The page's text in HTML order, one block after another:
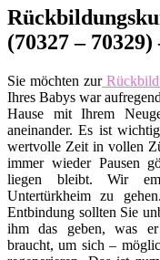
(70327 –
Sie möchten zur
Ihres Babys war
Hause mit Ihrem
aneinander. Es ist
wertvolle Zeit in vollen
immer wieder Pausen
liegen bleibt. Wir
Untertürkheim zu
Entbindung sollten Sie
ihm das geben, was
braucht, um sich –